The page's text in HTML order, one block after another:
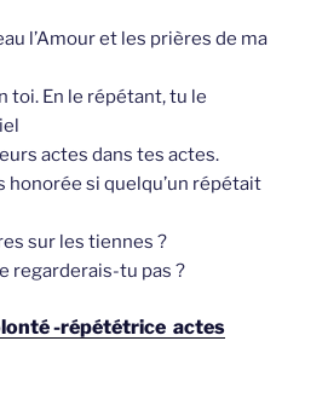
l’Amour et les prières de ma
toi. En le répétant, tu le
actes dans tes actes.
honorée si quelqu’un répétait
sur les tiennes ?
regarderais-tu pas ?
-répététrice actes